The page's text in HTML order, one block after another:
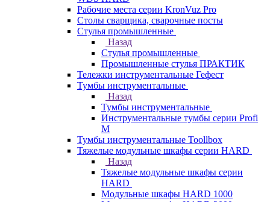
Рабочие места серии KronVuz Pro
Столы сварщика, сварочные посты
Стулья промышленные
Назад
Стулья промышленные
Промышленные стулья ПРАКТИК
Тележки инструментальные Гефест
Тумбы инструментальные
Назад
Тумбы инструментальные
Инструментальные тумбы серии Profi
M
Тумбы инструментальные Toollbox
Тяжелые модульные шкафы серии HARD
Назад
Тяжелые модульные шкафы серии
HARD
Модульные шкафы HARD 1000